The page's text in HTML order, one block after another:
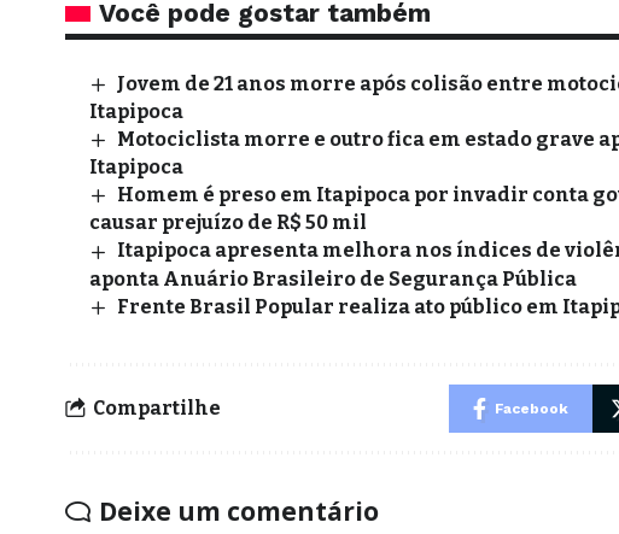
Você pode gostar também
Jovem de 21 anos morre após colisão entre
Itapipoca
Motociclista morre e outro fica em estado grave
Itapipoca
Homem é preso em Itapipoca por invadir conta
causar prejuízo de R$ 50 mil
Itapipoca apresenta melhora nos índices de
aponta Anuário Brasileiro de Segurança Pública
Frente Brasil Popular realiza ato público em
Compartilhe Facebook
Deixe um comentário